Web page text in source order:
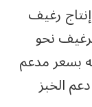
رغيف
نحو
بسعر مدعم
دعم الخبز